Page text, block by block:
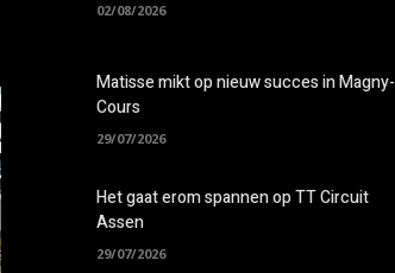
02/08/2026
Matisse mikt op nieuw succes in Magny-
Cours
29/07/2026
Het gaat erom spannen op TT Circuit
Assen
29/07/2026